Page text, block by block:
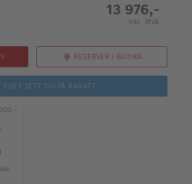
13 976,-
Inkl. MVA
RESERVER I BUTIKK
EGET SETT OG FÅ RABATT